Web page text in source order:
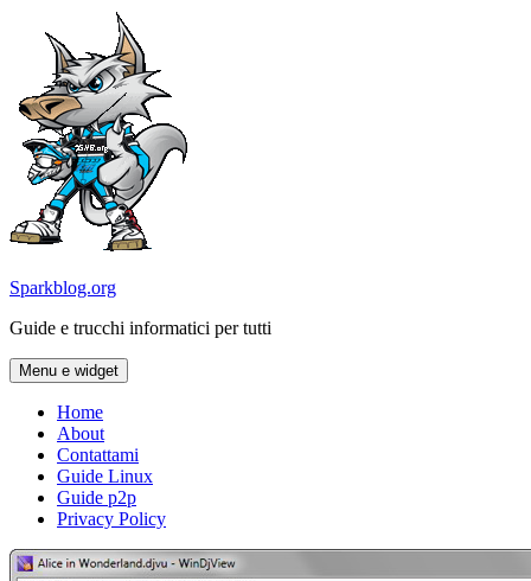
contenuto
Sparkblog.org
Guide e trucchi informatici per tutti
Menu e widget
Home
About
Contattami
Guide Linux
Guide p2p
Privacy Policy